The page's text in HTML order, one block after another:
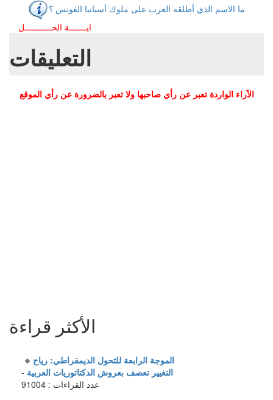
ما الاسم الذي أطلقه العرب على ملوك أسبانيا الفونس ؟
ايـــــــة الحـــــــــــل
التعليقات
الآراء الواردة تعبر عن رأي صاحبها ولا تعبر بالضرورة عن رأي الموقع
الأكثر قراءة
الموجة الرابعة للتحول الديمقراطي: رياح
التغيير تعصف بعروش الدكتاتوريات العربية -
عدد القراءات : 91004